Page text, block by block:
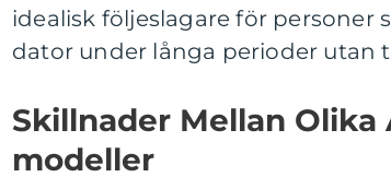
idealisk följeslagare för personer
dator under långa perioder utan
Skillnader Mellan Olika
modeller